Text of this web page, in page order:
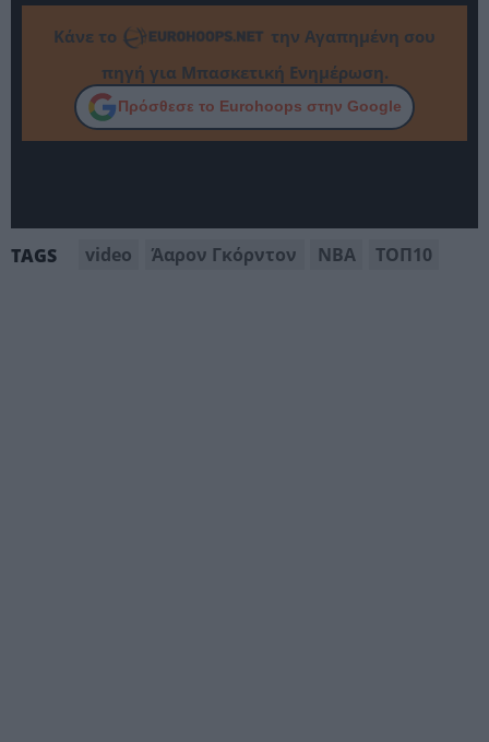
Κάνε το
την Αγαπημένη σου
πηγή για Μπασκετική Ενημέρωση.
Πρόσθεσε το Eurohoops στην Google
TAGS video Άαρον Γκόρντον ΝΒΑ ΤΟΠ10